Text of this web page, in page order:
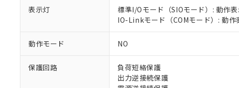
表示灯
標準I/Oモード（SIOモード）: 動作
IO-Linkモード（COMモード）: 動
動作モード NO
保護回路
負荷短絡保護
出力逆接続保護
ご利用条件
本サービスは、当
非該当品：ライセンス
仕入先様の事情により
があります。
*EU RoHS指令（10物質）：
鉛(Pb) 1000ppm以下、 水銀
六価クロム(Cr(Ⅵ)) 1000ppm
フタル酸ビス(2-エチルヘキシ
ル（DBP） 1000ppm以下、
※1 中国RoHS○×
「－」：未確認です。
*中国RoHS10物質の基準値
当社は、これら貴